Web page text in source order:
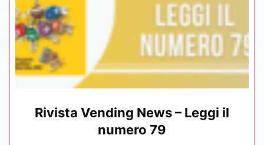
Rivista Vending News – Leggi il
numero 79